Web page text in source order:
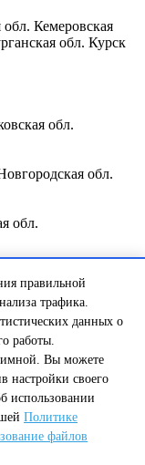
обл. Кемеровская
обл. Курск
обл.
обл.
обл.
Эл Республика
обл. Рязанская обл.
обл.
обл.
Тульская обл.
правильной
трафика.
данных о
работы.
Вы можете
настройки своего
использовании
Политике
файлов